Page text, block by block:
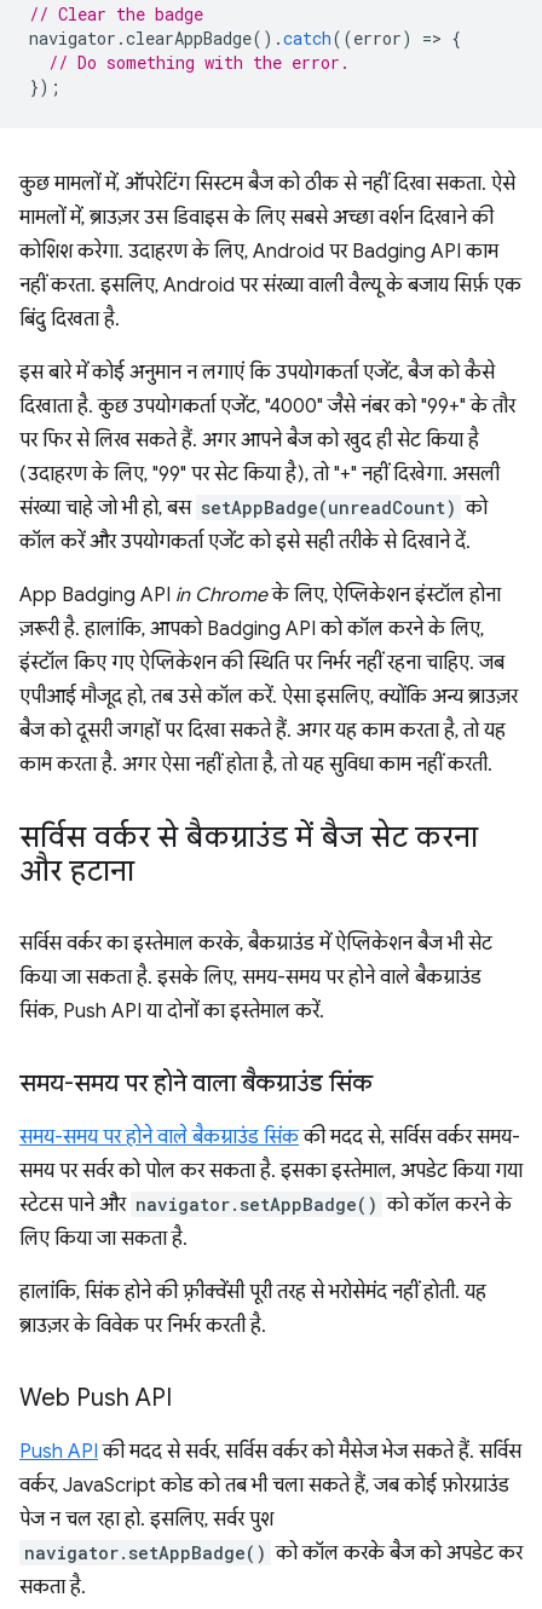
// Clear the badge
navigator .clearAppBadge().catch((error) => {
// Do something with the error.
});
कुछ मामलों में, ऑपरेटिंग सिस्टम बैज को ठीक से नहीं दिखा सकता. ऐसे
मामलों में, ब्राउज़र उस डिवाइस के लिए सबसे अच्छा वर्शन दिखाने की
कोशिश करेगा. उदाहरण के लिए, Android पर Badging API काम
नहीं करता. इसलिए, Android पर संख्या वाली वैल्यू के बजाय सिर्फ़ एक
बिंदु दिखता है.
इस बारे में कोई अनुमान न लगाएं कि उपयोगकर्ता एजेंट, बैज को कैसे
दिखाता है. कुछ उपयोगकर्ता एजेंट, "4000" जैसे नंबर को "99+" के तौर
पर फिर से लिख सकते हैं. अगर आपने बैज को खुद ही सेट किया है
(उदाहरण के लिए, "99" पर सेट किया है), तो "+" नहीं दिखेगा. असली
संख्या चाहे जो भी हो, बस setAppBadge(unreadCount) को
कॉल करें और उपयोगकर्ता एजेंट को इसे सही तरीके से दिखाने दें.
App Badging API in Chromeके लिए, ऐप्लिकेशन इंस्टॉल होना
ज़रूरी है. हालांकि, आपको Badging API को कॉल करने के लिए,
इंस्टॉल किए गए ऐप्लिकेशन की स्थिति पर निर्भर नहीं रहना चाहिए. जब
एपीआई मौजूद हो, तब उसे कॉल करें. ऐसा इसलिए, क्योंकि अन्य ब्राउज़र
बैज को दूसरी जगहों पर दिखा सकते हैं. अगर यह काम करता है, तो यह
काम करता है. अगर ऐसा नहीं होता है, तो यह सुविधा काम नहीं करती.
सर्विस वर्कर से बैकग्राउंड में बैज सेट करना
और हटाना
सर्विस वर्कर का इस्तेमाल करके, बैकग्राउंड में ऐप्लिकेशन बैज भी सेट
किया जा सकता है. इसके लिए, समय-समय पर होने वाले बैकग्राउंड
सिंक, Push API या दोनों का इस्तेमाल करें.
समय-समय पर होने वाला बैकग्राउंड सिंक
समय-समय पर होने वाले बैकग्राउंड सिंककी मदद से, सर्विस वर्कर समय-
समय पर सर्वर को पोल कर सकता है. इसका इस्तेमाल, अपडेट किया गया
स्टेटस पाने और navigator.setAppBadge() को कॉल करने के
लिए किया जा सकता है.
हालांकि, सिंक होने की फ़्रीक्वेंसी पूरी तरह से भरोसेमंद नहीं होती. यह
ब्राउज़र के विवेक पर निर्भर करती है.
Web Push API
Push API की मदद से सर्वर, सर्विस वर्कर को मैसेज भेज सकते हैं. सर्विस
वर्कर, JavaScript कोड को तब भी चला सकते हैं, जब कोई फ़ोरग्राउंड
पेज न चल रहा हो. इसलिए, सर्वर पुश
navigator.setAppBadge() को कॉल करके बैज को अपडेट कर
सकता है.